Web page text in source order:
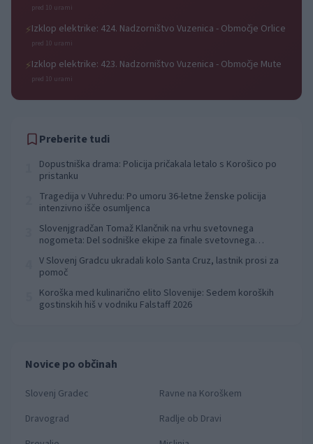
pred 10 urami
⚡Izklop elektrike: 424. Nadzorništvo Vuzenica - Območje Orlice
pred 10 urami
⚡Izklop elektrike: 423. Nadzorništvo Vuzenica - Območje Mute
pred 10 urami
Preberite tudi
Dopustniška drama: Policija pričakala letalo s Korošico po
pristanku
Tragedija v Vuhredu: Po umoru 36-letne ženske policija
intenzivno išče osumljenca
Slovenjgradčan Tomaž Klančnik na vrhu svetovnega
nogometa: Del sodniške ekipe za finale svetovnega
V Slovenj Gradcu ukradali kolo Santa Cruz, lastnik prosi za
pomoč
Koroška med kulinarično elito Slovenije: Sedem koroških
gostinskih hiš v vodniku Falstaff 2026
Novice po občinah
Slovenj Gradec
Ravne na Koroškem
Dravograd
Radlje ob Dravi